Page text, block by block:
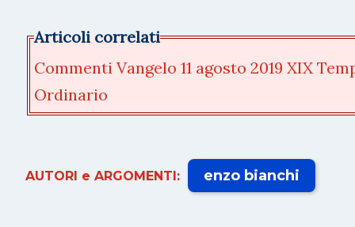
Articoli correlati
Commenti Vangelo 11 agosto 2019 XIX
Ordinario
AUTORI e ARGOMENTI: enzo bianchi